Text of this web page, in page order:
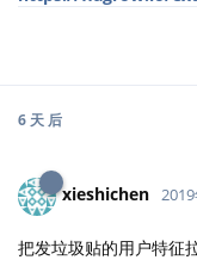
6 天 后
xieshichen
把发垃圾贴的用户特征